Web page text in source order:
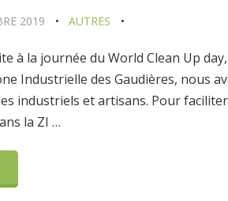
2019 AUTRES
à la journée du World Clean Up
Industrielle des Gaudières, nous
industriels et artisans. Pour
la ZI …